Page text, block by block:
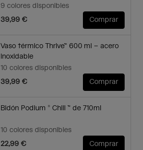
9 colores disponibles
39,99 €
Comprar
Vaso térmico Thrive™ 600 ml – acero
inoxidable
10 colores disponibles
39,99 €
Comprar
Bidón Podium ® Chill ™ de 710ml
10 colores disponibles
22,99 €
Comprar